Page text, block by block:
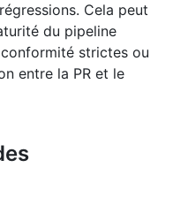
Cela peut
du pipeline
strictes ou
entre la PR et le